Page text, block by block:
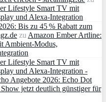
Lifestyle Smart TV mit
und Alexa‑Integration
Bis zu 45 % Rabatt zum
zu Amazon Ember Artline:
Ambient‑Modus,
Lifestyle Smart TV mit
und Alexa‑Integration -
Angebote 2026: Echo Dot
jetzt deutlich günstiger für